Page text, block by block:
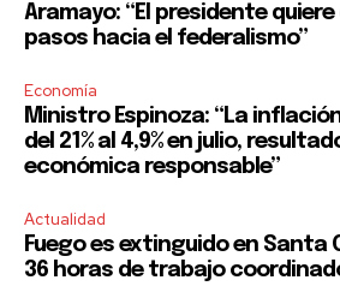
Aramayo: “El presidente
pasos hacia el federalismo”
Economía
Ministro Espinoza: “La
del 21% al 4,9% en julio,
económica responsable”
Actualidad
Fuego es extinguido en Santa
36 horas de trabajo